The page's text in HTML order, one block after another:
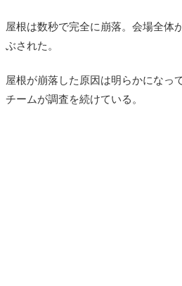
屋根は数秒で完全に崩落。会場全体
ぶされた。
屋根が崩落した原因は明らかになっ
チームが調査を続けている。